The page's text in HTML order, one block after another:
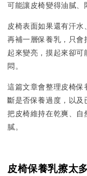
可能讓皮椅變得油膩、
皮椅表面如果還有汗
再補一層保養乳，只
起來變亮，摸起來卻
悶。
這篇文章會整理皮椅
斷是否保養過度，以
把皮椅維持在乾爽、
膩。
皮椅保養乳擦太